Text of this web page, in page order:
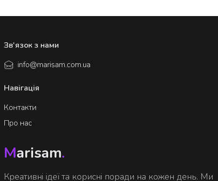
Marisam.
Креативні ідеї та корисні поради на кожен день. Ми
Навігація
Контакти
Про нас
Зв'язок з нами
info@marisam.com.ua